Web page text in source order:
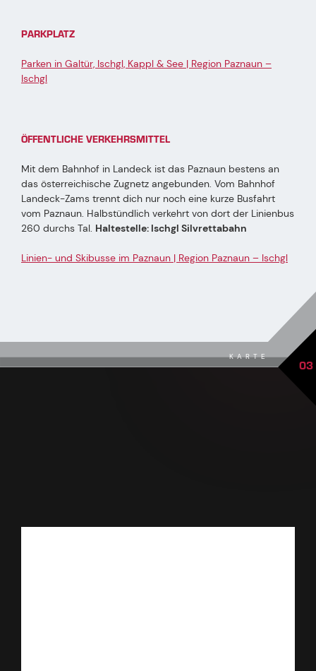
PARKPLATZ
Parken in Galtür, Ischgl, Kappl & See | Region Paznaun –
Ischgl
ÖFFENTLICHE VERKEHRSMITTEL
Mit dem Bahnhof in Landeck ist das Paznaun bestens an
das österreichische Zugnetz angebunden. Vom Bahnhof
Landeck-Zams trennt dich nur noch eine kurze Busfahrt
vom Paznaun. Halbstündlich verkehrt von dort der Linienbus
260 durchs Tal. Haltestelle: Ischgl Silvrettabahn
Linien- und Skibusse im Paznaun | Region Paznaun – Ischgl
KARTE 03